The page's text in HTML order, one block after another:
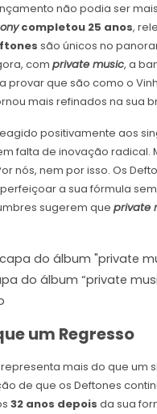
não podia ser
completou 25 anos,
são únicos no
com private music, a
provar que são como o
mais refinados na sua
positivamente aos
falta de inovação radical.
nós, nem por isso. Os
a sua fórmula
sugerem que private
do álbum “private
um Regresso
mais do que um
de que os Deftones
32 anos depois da sua